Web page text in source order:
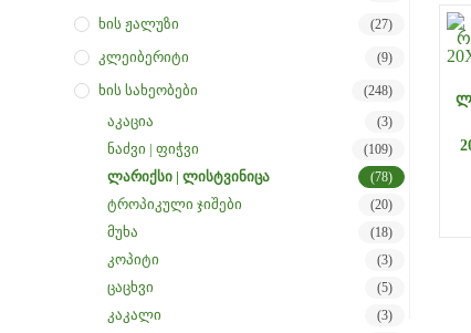
Ხის Ჟალუზი (27)
Კლეიბერიტი (9)
Ხის Სახეობები (248)
აკაცია (3)
ნაძვი | ფიჭვი (109)
ლარიქსი | ლისტვინიცა (78)
ტროპიკული ჯიშები (20)
მუხა (18)
კოპიტი (3)
ცაცხვი (5)
კაკალი (3)